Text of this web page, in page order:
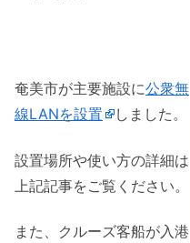
奄美市が主要施設に公衆無
線LANを設置
しました。
設置場所や使い方の詳細は
上記記事をご覧ください。
また、クルーズ客船が入港